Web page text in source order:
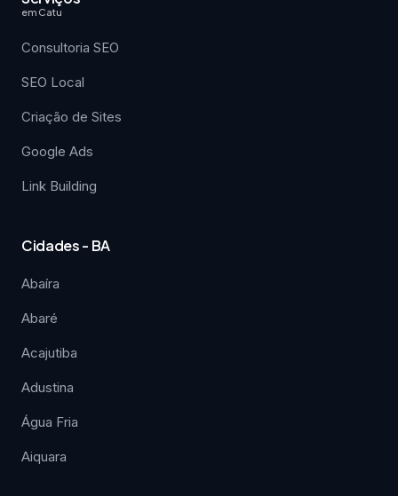
em Catu
Consultoria SEO
SEO Local
Criação de Sites
Google Ads
Link Building
Cidades - BA
Abaíra
Abaré
Acajutiba
Adustina
Água Fria
Aiquara